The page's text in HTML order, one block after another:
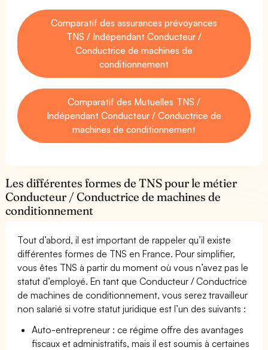
Comparatif des assurances prévoyances
TNS / Indépendant Conducteur /
Conductrice de machines de
conditionnement
Comparatif des Mutuelles TNS /
Indépendant Conducteur / Conductrice de
machines de conditionnement
Les différentes formes de TNS pour le métier
Conducteur / Conductrice de machines de
conditionnement
Tout d’abord, il est important de rappeler qu’il existe
différentes formes de TNS en France. Pour simplifier,
vous êtes TNS à partir du moment où vous n’avez pas le
statut d’employé. En tant que Conducteur / Conductrice
de machines de conditionnement, vous serez travailleur
non salarié si votre statut juridique est l’un des suivants :
Auto-entrepreneur : ce régime offre des avantages
fiscaux et administratifs, mais il est soumis à certaines